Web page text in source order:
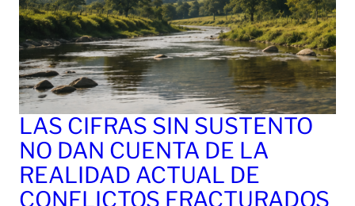
LAS CIFRAS SIN SUSTENTO
NO DAN CUENTA DE LA
REALIDAD ACTUAL DE
CONFLICTOS FRACTURADOS